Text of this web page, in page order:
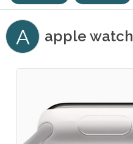
A apple watch